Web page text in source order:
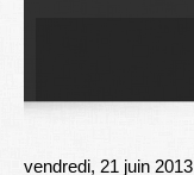
Droit
Lexique
vendredi, 21 juin 2013